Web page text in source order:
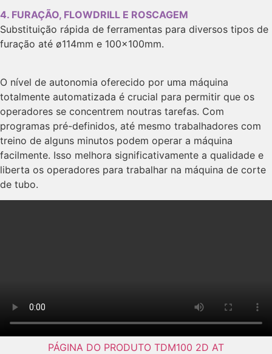
4. FURAÇÃO, FLOWDRILL E ROSCAGEM
Substituição rápida de ferramentas para diversos tipos de
furação até ø114mm e 100x100mm.
O nível de autonomia oferecido por uma máquina
totalmente automatizada é crucial para permitir que os
operadores se concentrem noutras tarefas. Com
programas pré-definidos, até mesmo trabalhadores com
treino de alguns minutos podem operar a máquina
facilmente. Isso melhora significativamente a qualidade e
liberta os operadores para trabalhar na máquina de corte
de tubo.
PÁGINA DO PRODUTO TDM100 2D AT